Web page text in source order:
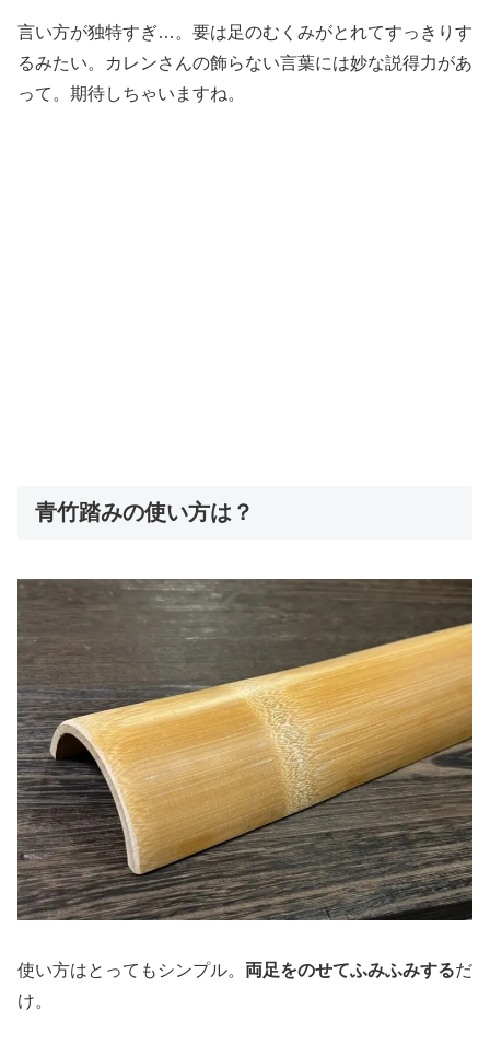
言い方が独特すぎ…。要は足のむくみがとれてすっきりす
るみたい。カレンさんの飾らない言葉には妙な説得力があ
って。期待しちゃいますね。
青竹踏みの使い方は？
使い方はとってもシンプル。 両足をのせてふみふみするだ
け。